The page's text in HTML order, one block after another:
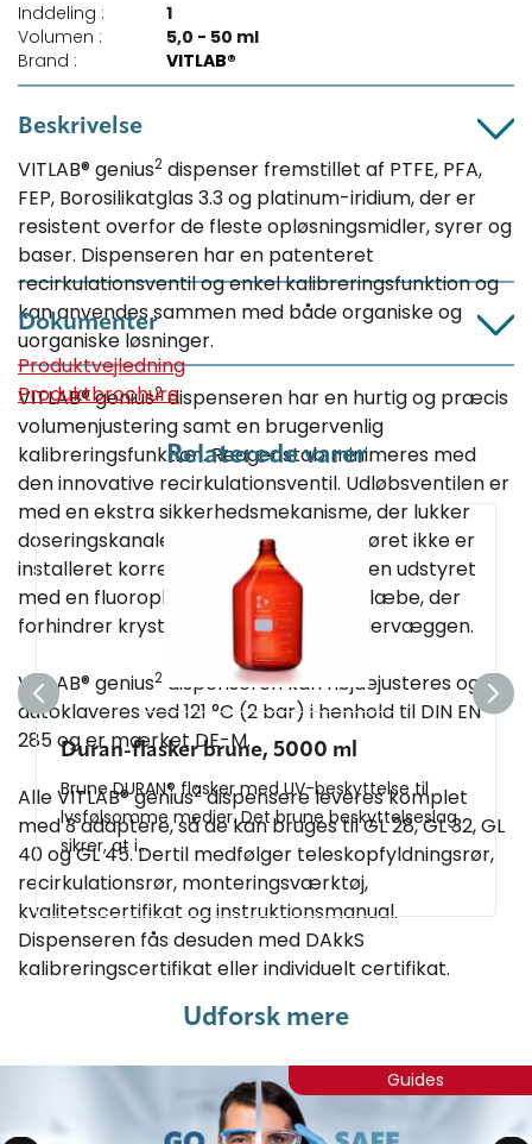
Inddeling :
1
Volumen :
5,0 - 50 ml
Brand :
VITLAB®
Beskrivelse
VITLAB® genius2 dispenser fremstillet af PTFE, PFA,
FEP, Borosilikatglas 3.3 og platinum-iridium, der er
resistent overfor de fleste opløsningsmidler, syrer og
baser. Dispenseren har en patenteret
recirkulationsventil og enkel kalibreringsfunktion og
kan anvendes sammen med både organiske og
uorganiske løsninger.
VITLAB® genius2dispenseren har en hurtig og præcis
volumenjustering samt en brugervenlig
kalibreringsfunktion. Reagenstab minimeres med
den innovative recirkulationsventil. Udløbsventilen er
med en ekstra sikkerhedsmekanisme, der lukker
doseringskanalen, hvis dispenseringsrøret ikke er
installeret korrekt. Dertil er dispenseren udstyret
med en fluoroplastisk (PFA) tætningslæbe, der
forhindrer krystalopbygning på cylindervæggen.
VITLAB® genius2 dispenseren kan højdejusteres og
autoklaveres ved 121 °C (2 bar) i henhold til DIN EN
285 og er mærket DE-M.
Alle VITLAB® genius2dispensere leveres komplet
med 3 adaptere, så de kan bruges til GL 28, GL 32, GL
40 og GL 45. Dertil medfølger teleskopfyldningsrør,
recirkulationsrør, monteringsværktøj,
kvalitetscertifikat og instruktionsmanual.
Dispenseren fås desuden med DAkkS
kalibreringscertifikat eller individuelt certifikat.
Dokumenter
Produktvejledning
Produktbrochure
Relaterede varer
Duran-flasker brune, 5000 ml
Brune DURAN® flasker med UV-beskyttelse til
lysfølsomme medier. Det brune beskyttelseslag
sikrer, at i...
Udforsk mere
Guides